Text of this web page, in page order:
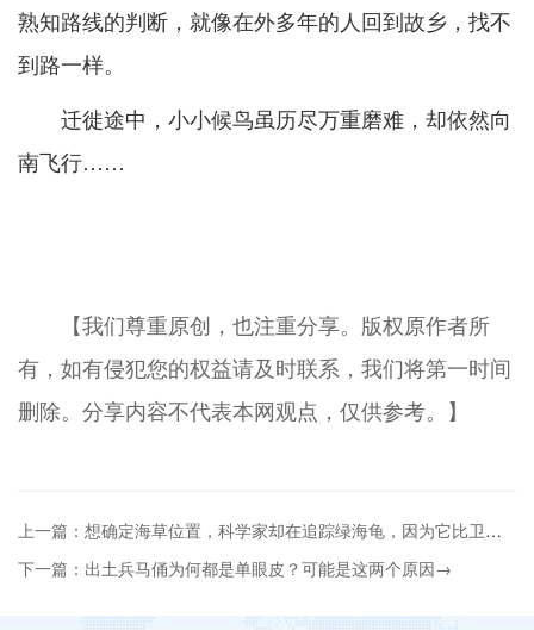
熟知路线的判断，就像在外多年的人回到故乡，找不
到路一样。
迁徙途中，小小候鸟虽历尽万重磨难，却依然向
南飞行……
【我们尊重原创，也注重分享。版权原作者所
有，如有侵犯您的权益请及时联系，我们将第一时间
删除。分享内容不代表本网观点，仅供参考。】
上一篇：想确定海草位置，科学家却在追踪绿海龟，因为它比卫星更靠谱
下一篇：出土兵马俑为何都是单眼皮？可能是这两个原因→